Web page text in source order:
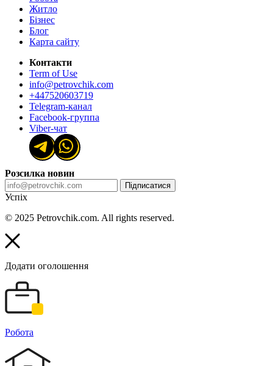
Житло
Бізнес
Блог
Карта сайту
Контакти
Term of Use
info@petrovchik.com
+447520603719
Telegram-канал
Facebook-группа
Viber-чат
Розсилка новин
Підписатися
Успіх
© 2025 Petrovchik.com. All rights reserved.
Додати оголошення
Робота